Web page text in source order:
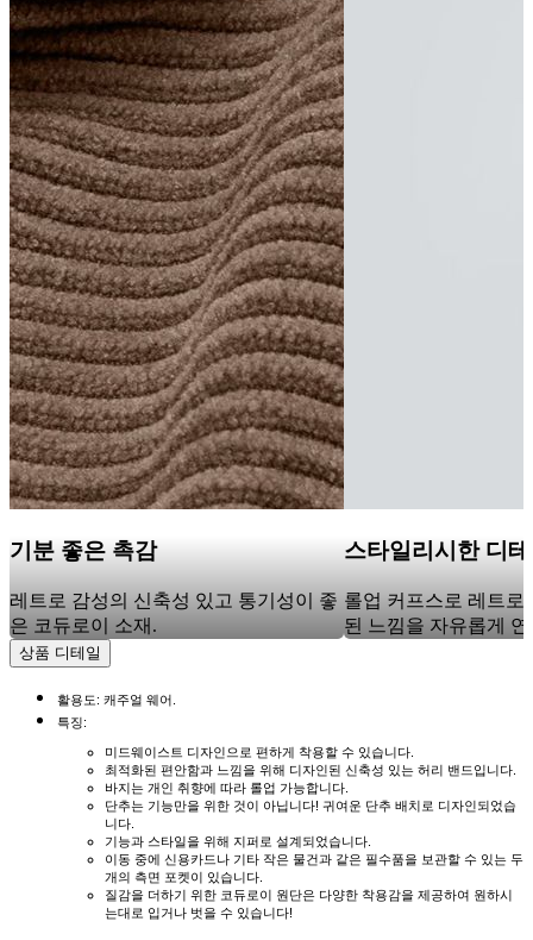
기분 좋은 촉감
레트로 감성의 신축성 있고 통기성이 좋
은 코듀로이 소재.
스타일리시한 디
롤업 커프스로 레트로
된 느낌을 자유롭게
상품 디테일
활용도: 캐주얼 웨어.
특징:
미드웨이스트 디자인으로 편하게 착용할 수 있습니다.
최적화된 편안함과 느낌을 위해 디자인된 신축성 있는 허리 밴드입니다.
바지는 개인 취향에 따라 롤업 가능합니다.
단추는 기능만을 위한 것이 아닙니다! 귀여운 단추 배치로 디자인되었습
니다.
기능과 스타일을 위해 지퍼로 설계되었습니다.
이동 중에 신용카드나 기타 작은 물건과 같은 필수품을 보관할 수 있는 두
개의 측면 포켓이 있습니다.
질감을 더하기 위한 코듀로이 원단은 다양한 착용감을 제공하여 원하시
는대로 입거나 벗을 수 있습니다!